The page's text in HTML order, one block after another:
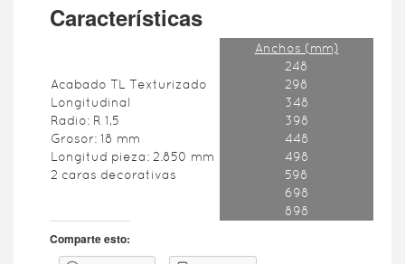
Características
Acabado TL Texturizado
Longitudinal
Radio: R 1,5
Grosor: 18 mm
Longitud pieza: 2.850 mm
2 caras decorativas
Anchos (mm)
248
298
348
398
448
498
598
698
898
Comparte esto: